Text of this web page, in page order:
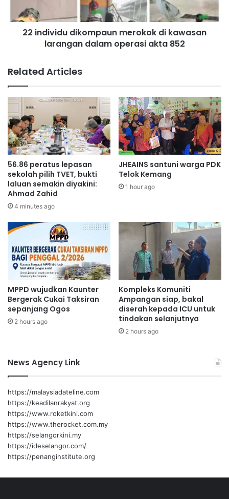
g
a
n
p
l
a
s
t
i
s
e
k
l
i
s
o
k
o
e
l
n
s
i
f
a
r
p
d
o
m
p
u
n
m
e
r
o
k
o
k
k
w
a
n
l
a
g
a
22 individu dikompaun merokok di kawasan
larangan dalam operasi akta 852
Related Articles
56.86 peratus lepasan
sekolah pilih TVET, bukti
laluan semakin diyakini:
Ahmad Zahid
4 minutes ago
JHEAINS santuni warga PDK
Telok Kemang
1 hour ago
MPPD wujudkan Kaunter
Bergerak Cukai Taksiran
sepanjang Ogos
2 hours ago
Kompleks Komuniti
Ampangan siap, bakal
diserah kepada ICU untuk
tindakan selanjutnya
2 hours ago
News Agency Link
https://malaysiadateline.com
https://keadilanrakyat.org
https://www.roketkini.com
https://www.therocket.com.my
https://selangorkini.my
https://ideselangor.com/
https://penanginstitute.org